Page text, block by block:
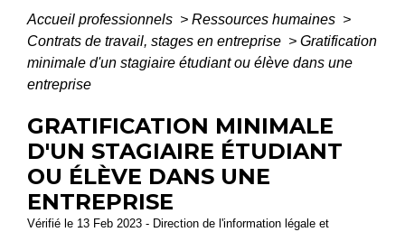
Accueil professionnels > Ressources humaines >
Contrats de travail, stages en entreprise > Gratification
minimale d'un stagiaire étudiant ou élève dans une
entreprise
GRATIFICATION MINIMALE
D'UN STAGIAIRE ÉTUDIANT
OU ÉLÈVE DANS UNE
ENTREPRISE
Vérifié le 13 Feb 2023 - Direction de l'information légale et